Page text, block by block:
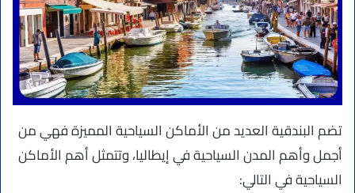
تضم البندقية العديد من الأماكن السياحية المميزة فهي من
أجمل وأهم المدن السياحية في إيطاليا، وتتمثل أهم الأماكن
السياحية في التالي: